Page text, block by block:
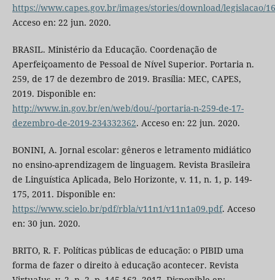
https://www.capes.gov.br/images/stories/download/legislacao/
Acceso en: 22 jun. 2020.
BRASIL. Ministério da Educação. Coordenação de
Aperfeiçoamento de Pessoal de Nível Superior. Portaria n.
259, de 17 de dezembro de 2019. Brasília: MEC, CAPES,
2019. Disponible en:
http://www.in.gov.br/en/web/dou/-/portaria-n-259-de-17-
dezembro-de-2019-234332362. Acceso en: 22 jun. 2020.
BONINI, A. Jornal escolar: gêneros e letramento midiático
no ensino-aprendizagem de linguagem. Revista Brasileira
de Linguística Aplicada, Belo Horizonte, v. 11, n. 1, p. 149-
175, 2011. Disponible en:
https://www.scielo.br/pdf/rbla/v11n1/v11n1a09.pdf. Acceso
en: 30 jun. 2020.
BRITO, R. F. Políticas públicas de educação: o PIBID uma
forma de fazer o direito à educação acontecer. Revista